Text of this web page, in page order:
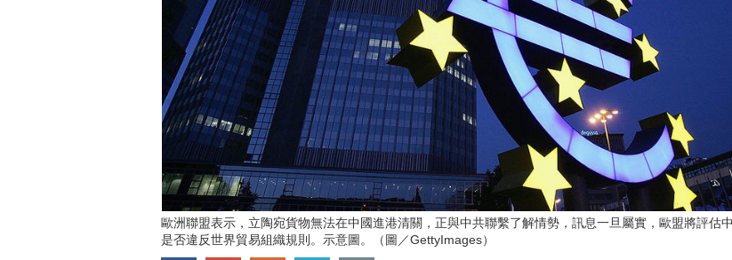
歐洲聯盟表示，立陶宛貨物無法在中國進港清關，正與中共聯繫了解情勢，訊息一旦屬實，歐盟將評估
是否違反世界貿易組織規則。示意圖。（圖／GettyImages）